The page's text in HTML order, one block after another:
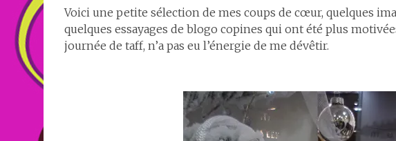
Voici une petite sélection de mes coups de cœur, quelques
quelques essayages de blogo copines qui ont été plus
journée de taff, n’a pas eu l’énergie de me dévêtir.